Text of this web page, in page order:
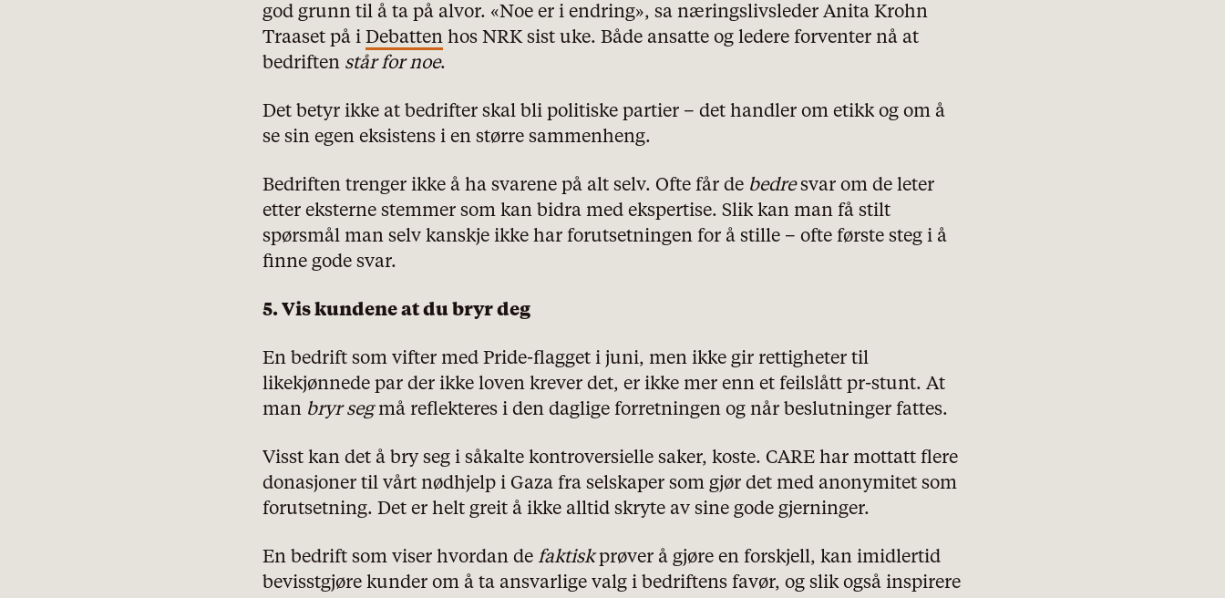
god grunn til å ta på alvor. «Noe er i endring», sa næringslivsleder Anita Krohn
Traaset på iDebatten hos NRK sist uke. Både ansatte og ledere forventer nå at
bedriften står for noe.
Det betyr ikke at bedrifter skal bli politiske partier – det handler om etikk og om å
se sin egen eksistens i en større sammenheng.
Bedriften trenger ikke å ha svarene på alt selv. Ofte får de bedresvar om de leter
etter eksterne stemmer som kan bidra med ekspertise. Slik kan man få stilt
spørsmål man selv kanskje ikke har forutsetningen for å stille – ofte første steg i å
finne gode svar.
5. Vis kundene at du bryr deg
En bedrift som vifter med Pride-flagget i juni, men ikke gir rettigheter til
likekjønnede par der ikke loven krever det, er ikke mer enn et feilslått pr-stunt. At
man bryr segmå reflekteres i den daglige forretningen og når beslutninger fattes.
Visst kan det å bry seg i såkalte kontroversielle saker, koste. CARE har mottatt flere
donasjoner til vårt nødhjelp i Gaza fra selskaper som gjør det med anonymitet som
forutsetning. Det er helt greit å ikke alltid skryte av sine gode gjerninger.
En bedrift som viser hvordan de faktiskprøver å gjøre en forskjell, kan imidlertid
bevisstgjøre kunder om å ta ansvarlige valg i bedriftens favør, og slik også inspirere